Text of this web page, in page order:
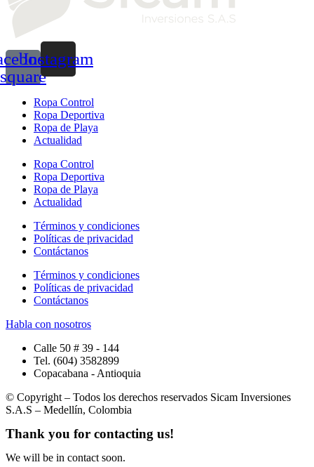
square
Instagram
Ropa Control
Ropa Deportiva
Ropa de Playa
Actualidad
Ropa Control
Ropa Deportiva
Ropa de Playa
Actualidad
Términos y condiciones
Políticas de privacidad
Contáctanos
Términos y condiciones
Políticas de privacidad
Contáctanos
Habla con nosotros
Calle 50 # 39 - 144
Tel. (604) 3582899
Copacabana - Antioquia
© Copyright – Todos los derechos reservados Sicam Inversiones
S.A.S – Medellín, Colombia
Thank you for contacting us!
We will be in contact soon.